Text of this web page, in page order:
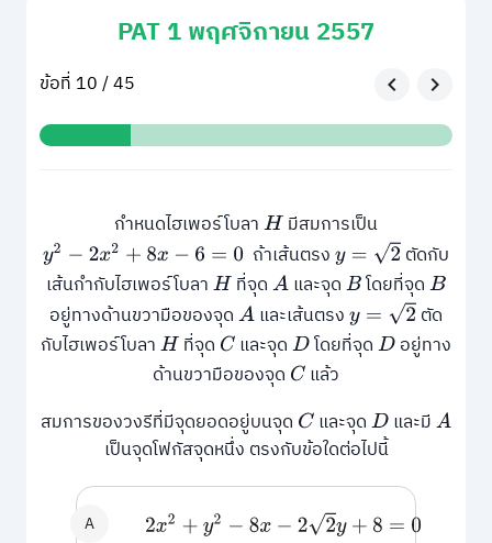
PAT 1 พฤศจิกายน 2557
ข้อที่ 10 / 45
กำหนดไฮเพอร์โบลาH มีสมการเป็น
y2 −2 x2+8 x− 6=0 ถ้าเส้นตรงy=2
ตัดกับ
เส้นกำกับไฮเพอร์โบลาH ที่จุดAและจุดB โดยที่จุดB
อยู่ทางด้านขวามือของจุดAและเส้นตรงy=2
ตัด
กับไฮเพอร์โบลาH ที่จุด C และจุดD โดยที่จุดD อยู่ทาง
ด้านขวามือของจุด C แล้ว
สมการของวงรีที่มีจุดยอดอยู่บนจุด CและจุดDและมีA
เป็นจุดโฟกัสจุดหนึ่ง ตรงกับข้อใดต่อไปนี้
A 2x2 +y2−8 x− 22y+8=0